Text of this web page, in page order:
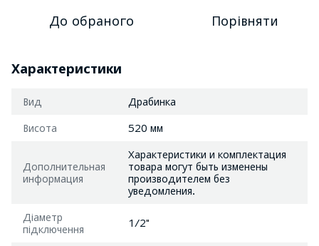
До обраного Порівняти
Характеристики
Вид Драбинка
Висота 520 мм
Дополнительная
информация
Характеристики и комплектация
товара могут быть изменены
производителем без
уведомления.
Діаметр
підключення
1/2"